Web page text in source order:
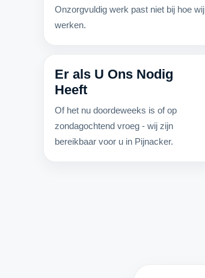
Onzorgvuldig werk past niet bij hoe wij
werken.
Er als U Ons Nodig
Heeft
Of het nu doordeweeks is of op
zondagochtend vroeg - wij zijn
bereikbaar voor u in Pijnacker.